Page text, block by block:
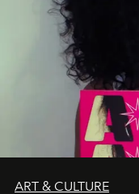
ART & CULTURE